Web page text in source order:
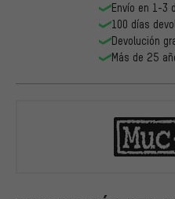
Envío en 1-3
100 días
Devolución
Más de 25